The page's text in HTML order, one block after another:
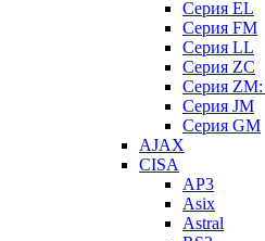
Серия EL
Серия FM
Серия LL
Серия ZC
Серия
Серия JM
Серия GM
AJAX
CISA
AP3
Asix
Astral